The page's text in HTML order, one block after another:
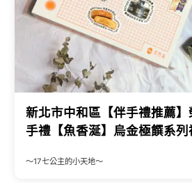
新北市中和區【伴手禮推薦
手禮【魚香涎】烏金極饌系
～17七公主的小天地～